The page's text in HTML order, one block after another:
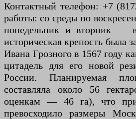
Контактный телефон: +7
работы: со среды по
понедельник и вторник —
историческая крепость была
Ивана Грозного в 1567 году
цитадель для его новой
России. Планируемая
составляла около 56
оценкам — 46 га), что
превосходило размеры